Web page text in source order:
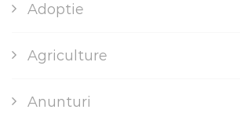
Adoptie
Agriculture
Anunturi